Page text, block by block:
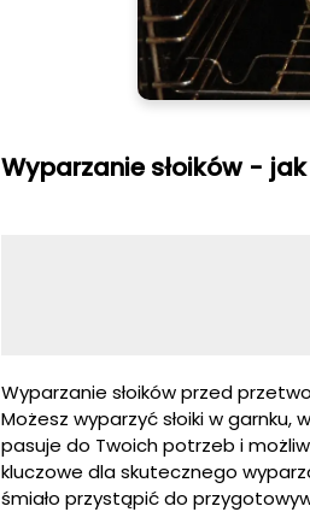
Wyparzanie słoików -
Wyparzanie słoików przed
Możesz wyparzyć słoiki w
pasuje do Twoich potrzeb i
kluczowe dla skutecznego
śmiało przystąpić do